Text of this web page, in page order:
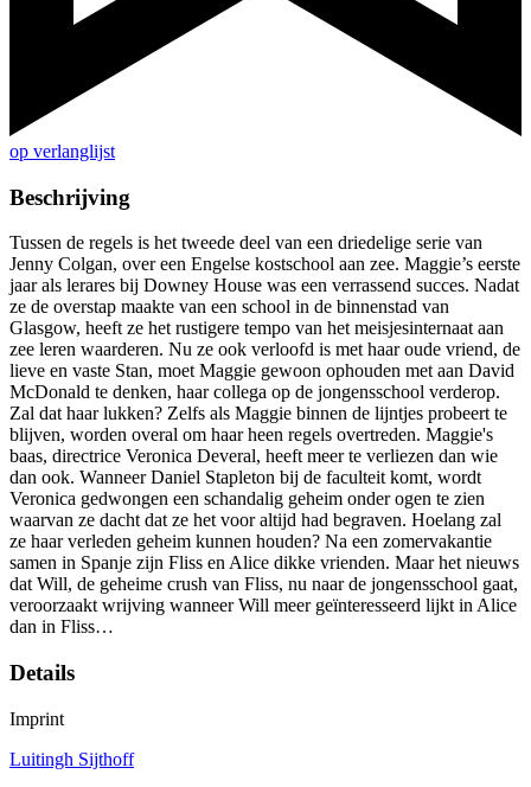
op verlanglijst
Beschrijving
Tussen de regels is het tweede deel van een driedelige serie van
Jenny Colgan, over een Engelse kostschool aan zee. Maggie’s eerste
jaar als lerares bij Downey House was een verrassend succes. Nadat
ze de overstap maakte van een school in de binnenstad van
Glasgow, heeft ze het rustigere tempo van het meisjesinternaat aan
zee leren waarderen. Nu ze ook verloofd is met haar oude vriend, de
lieve en vaste Stan, moet Maggie gewoon ophouden met aan David
McDonald te denken, haar collega op de jongensschool verderop.
Zal dat haar lukken? Zelfs als Maggie binnen de lijntjes probeert te
blijven, worden overal om haar heen regels overtreden. Maggie's
baas, directrice Veronica Deveral, heeft meer te verliezen dan wie
dan ook. Wanneer Daniel Stapleton bij de faculteit komt, wordt
Veronica gedwongen een schandalig geheim onder ogen te zien
waarvan ze dacht dat ze het voor altijd had begraven. Hoelang zal
ze haar verleden geheim kunnen houden? Na een zomervakantie
samen in Spanje zijn Fliss en Alice dikke vrienden. Maar het nieuws
dat Will, de geheime crush van Fliss, nu naar de jongensschool gaat,
veroorzaakt wrijving wanneer Will meer geïnteresseerd lijkt in Alice
dan in Fliss…
Details
Imprint
Luitingh Sijthoff